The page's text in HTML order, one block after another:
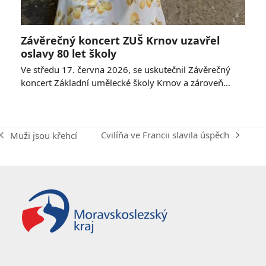
Závěrečný koncert ZUŠ Krnov uzavřel
oslavy 80 let školy
Ve středu 17. června 2026, se uskutečnil Závěrečný
koncert Základní umělecké školy Krnov a zároveň…
previous
Muži jsou křehcí
next
Cvilíňa ve Francii slavila úspěch